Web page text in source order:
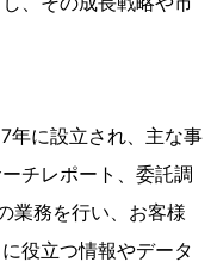
年に設立され、主な事
チレポート、委託調
業務を行い、お客様
役立つ情報やデータ